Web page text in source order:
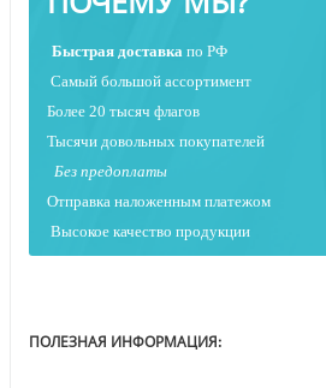
Быстрая доставка по РФ
Самый большой ассортимент
Более 20 тысяч флагов
Тысячи довольных покупателей
Без предоплаты
Отправка наложенным платежом
Высокое качество продукции
ПОЛЕЗНАЯ ИНФОРМАЦИЯ: